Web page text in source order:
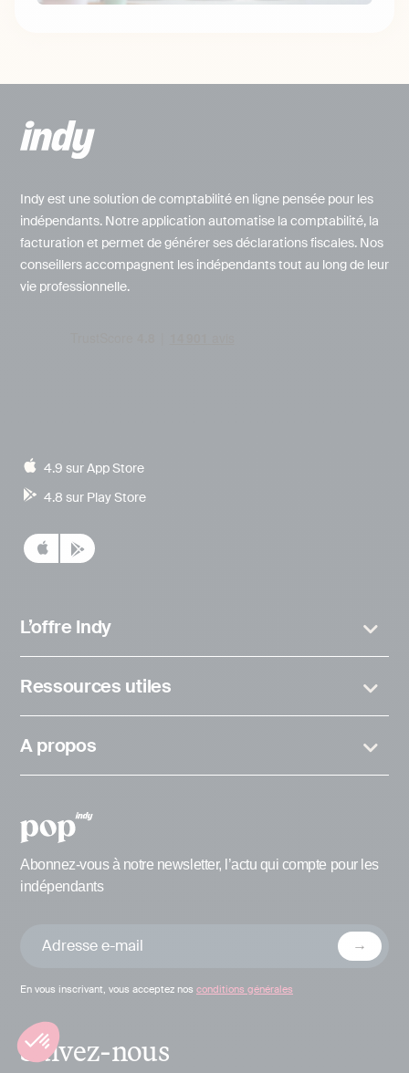
Indy est une solution de comptabilité en ligne pensée pour les
indépendants. Notre application automatise la comptabilité, la
facturation et permet de générer ses déclarations fiscales. Nos
conseillers accompagnent les indépendants tout au long de leur
vie professionnelle.
4.9 sur App Store
4.8 sur Play Store
L’offre Indy
Ressources utiles
A propos
Abonnez-vous à notre newsletter, l’actu qui compte pour les
indépendants
En vous inscrivant, vous acceptez nos conditions générales
Suivez-nous